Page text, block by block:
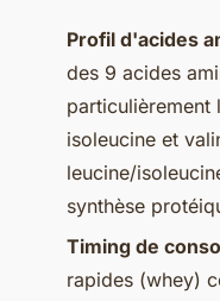
Profil d'acides
des 9 acides
particulièrement
isoleucine et
leucine/
synthèse
Timing de
rapides (whey)